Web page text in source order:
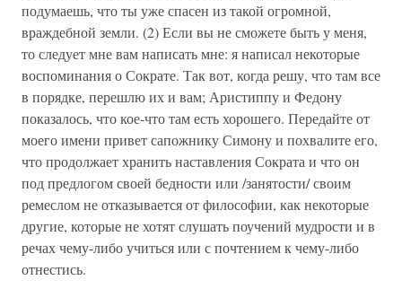
подумаешь, что ты уже спасен из такой огромной,
враждебной земли. (2) Если вы не сможете быть у меня,
то следует мне вам написать мне: я написал некоторые
воспоминания о Сократе. Так вот, когда решу, что там все
в порядке, перешлю их и вам; Аристиппу и Федону
показалось, что кое-что там есть хорошего. Передайте от
моего имени привет сапожнику Симону и похвалите его,
что продолжает хранить наставления Сократа и что он
под предлогом своей бедности или /занятости/ своим
ремеслом не отказывается от философии, как некоторые
другие, которые не хотят слушать поучений мудрости и в
речах чему-либо учиться или с почтением к чему-либо
отнестись.